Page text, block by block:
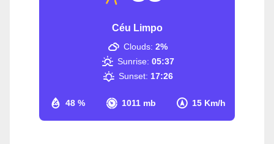
Céu Limpo
48 % 1011 mb 15 Km/h
Clouds: 2%
Sunrise: 05:37
Sunset: 17:26